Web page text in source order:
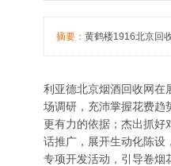
摘要： 黄鹤楼1916北京回
利亚德北京烟酒回收网在
场调研，充沛掌握花费趋
更有力的依据；杰出抓好
话推广，展开生动化陈设
专项开发活动，引导卷烟